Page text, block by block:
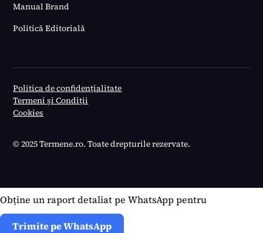
Manual Brand
Politică Editorială
© 2025 Termene.ro. Toate drepturile rezervate.
Politica de confidențialitate
Termeni și Condiții
Cookies
Obține un raport detaliat pe WhatsApp pentru
Trimite pe WhatsApp